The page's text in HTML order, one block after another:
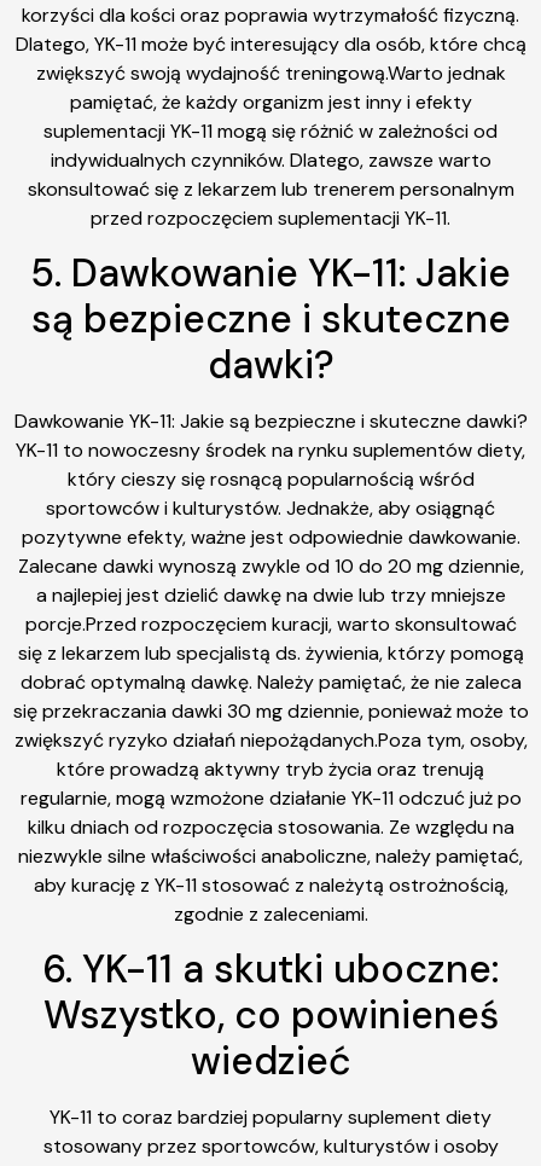
korzyści dla kości oraz poprawia wytrzymałość fizyczną.
Dlatego, YK-11 może być interesujący dla osób, które chcą
zwiększyć swoją wydajność treningową.Warto jednak
pamiętać, że każdy organizm jest inny i efekty
suplementacji YK-11 mogą się różnić w zależności od
indywidualnych czynników. Dlatego, zawsze warto
skonsultować się z lekarzem lub trenerem personalnym
przed rozpoczęciem suplementacji YK-11.
5. Dawkowanie YK-11: Jakie
są bezpieczne i skuteczne
dawki?
Dawkowanie YK-11: Jakie są bezpieczne i skuteczne dawki?
YK-11 to nowoczesny środek na rynku suplementów diety,
który cieszy się rosnącą popularnością wśród
sportowców i kulturystów. Jednakże, aby osiągnąć
pozytywne efekty, ważne jest odpowiednie dawkowanie.
Zalecane dawki wynoszą zwykle od 10 do 20 mg dziennie,
a najlepiej jest dzielić dawkę na dwie lub trzy mniejsze
porcje.Przed rozpoczęciem kuracji, warto skonsultować
się z lekarzem lub specjalistą ds. żywienia, którzy pomogą
dobrać optymalną dawkę. Należy pamiętać, że nie zaleca
się przekraczania dawki 30 mg dziennie, ponieważ może to
zwiększyć ryzyko działań niepożądanych.Poza tym, osoby,
które prowadzą aktywny tryb życia oraz trenują
regularnie, mogą wzmożone działanie YK-11 odczuć już po
kilku dniach od rozpoczęcia stosowania. Ze względu na
niezwykle silne właściwości anaboliczne, należy pamiętać,
aby kurację z YK-11 stosować z należytą ostrożnością,
zgodnie z zaleceniami.
6. YK-11 a skutki uboczne:
Wszystko, co powinieneś
wiedzieć
YK-11 to coraz bardziej popularny suplement diety
stosowany przez sportowców, kulturystów i osoby